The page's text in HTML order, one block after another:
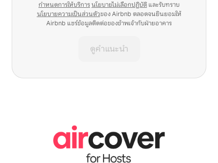
กำหนดการให้บริการนโยบายไม่เลือกปฏิบัติ และรับทราบ
นโยบายความเป็นส่วนตัวของ Airbnb ตลอดจนยินยอมให้
Airbnb แชร์ข้อมูลติดต่อของข้าพเจ้ากับฝ่ายอาคาร
ดูคำแนะนำ